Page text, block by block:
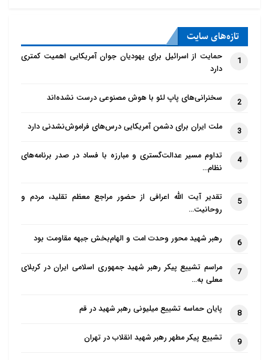
تازه‌‌های سایت
1
حمایت از اسرائیل برای یهودیان جوان آمریکایی اهمیت کمتری
دارد
2 سخنرانی‌های پاپ لئو با هوش مصنوعی درست نشده‌اند
3 ملت ایران برای دشمن آمریکایی درس‌های فراموش‌نشدنی دارد
4
تداوم مسیر عدالت‌گستری و مبارزه با فساد در صدر برنامه‌های
نظام…
5
تقدیر آیت الله اعرافی از حضور مراجع معظم تقلید، مردم و
روحانیت…
6 رهبر شهید محور وحدت امت و الهام‌بخش جبهه مقاومت بود
7
مراسم تشییع پیکر رهبر شهید جمهوری اسلامی ایران در کربلای
معلی به…
8 پایان حماسه تشییع میلیونی رهبر شهید در قم
9 تشییع پیکر مطهر رهبر شهید انقلاب در تهران